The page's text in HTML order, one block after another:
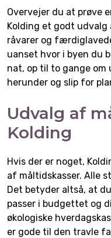
Overvejer du at prøve
Kolding et godt udvalg
råvarer og
uanset hvor i byen du
nat, op til to gange om
herunder og slip for
Udvalg af
Kolding
Hvis der er noget,
af måltidskasser. Alle
Det betyder altså, at
passer i budgettet og
økologiske
er gode til den travle